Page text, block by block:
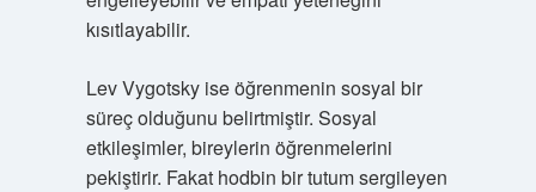
kısıtlayabilir.
Lev Vygotsky ise öğrenmenin sosyal bir
süreç olduğunu belirtmiştir. Sosyal
etkileşimler, bireylerin öğrenmelerini
pekiştirir. Fakat hodbin bir tutum sergileyen